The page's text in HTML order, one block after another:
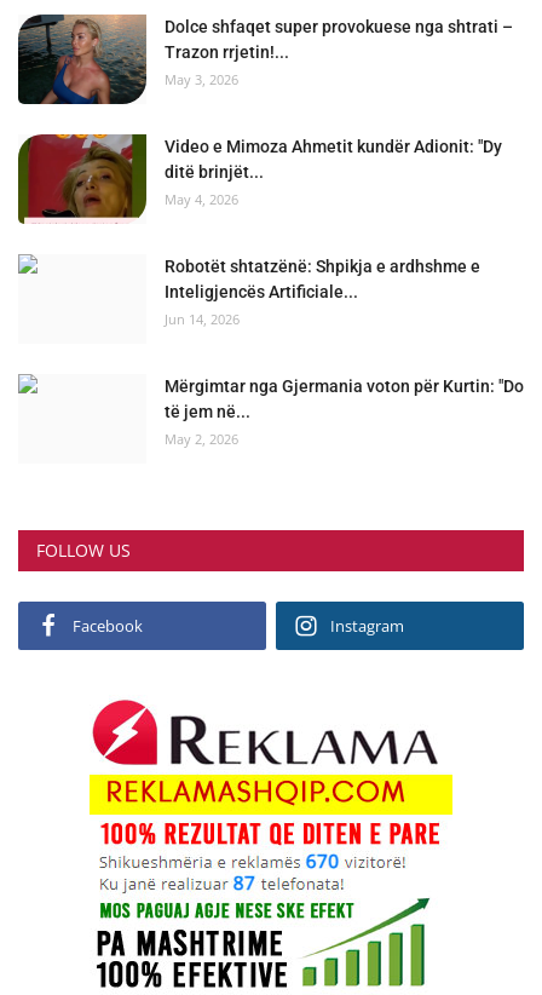
Dolce shfaqet super provokuese nga shtrati –
Trazon rrjetin!...
May 3, 2026
Video e Mimoza Ahmetit kundër Adionit: "Dy
ditë brinjët...
May 4, 2026
Robotët shtatzënë: Shpikja e ardhshme e
Inteligjencës Artificiale...
Jun 14, 2026
Mërgimtar nga Gjermania voton për Kurtin: "Do
të jem në...
May 2, 2026
FOLLOW US
Facebook Instagram